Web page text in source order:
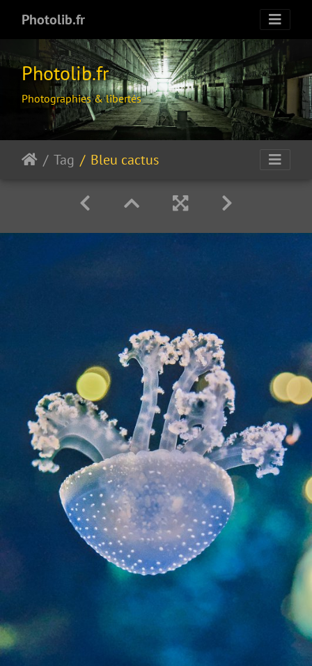
Photolib.fr
Photolib.fr
Photographies & libertés
Tag Bleu cactus